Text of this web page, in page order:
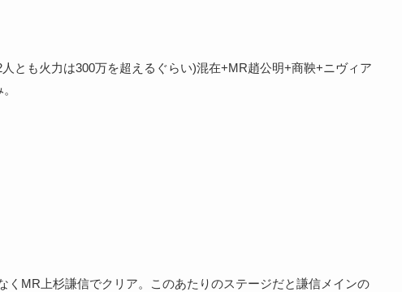
とも火力は300万を超えるぐらい)混在+MR趙公明+商鞅+ニヴィア
くMR上杉謙信でクリア。このあたりのステージだと謙信メインの